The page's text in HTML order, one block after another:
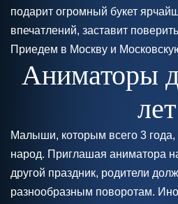
подарит огромный букет
впечатлений, заставит
Приедем в Москву и
Аниматоры
лет
Малыши, которым всего 3
народ. Приглашая аниматора
другой праздник, родители
разнообразным поворотам.